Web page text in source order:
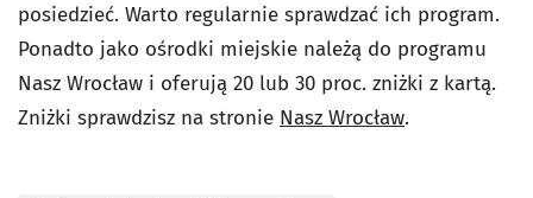
posiedzieć. Warto regularnie sprawdzać ich program.
Ponadto jako ośrodki miejskie należą do programu
Nasz Wrocław i oferują 20 lub 30 proc. zniżki z kartą.
Zniżki sprawdzisz na stronie Nasz Wrocław.